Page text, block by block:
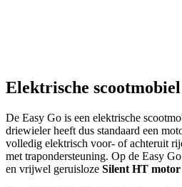
Elektrische
De Easy Go is een elektrische
driewieler heeft dus standaard een
volledig elektrisch voor- of achteruit
met trapondersteuning. Op de Easy
en vrijwel geruisloze Silent HT motor